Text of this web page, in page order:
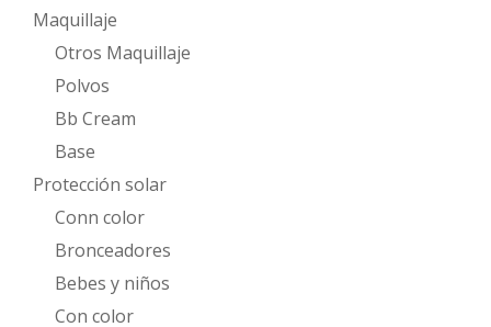
Maquillaje
Otros Maquillaje
Polvos
Bb Cream
Base
Protección solar
Conn color
Bronceadores
Bebes y niños
Con color